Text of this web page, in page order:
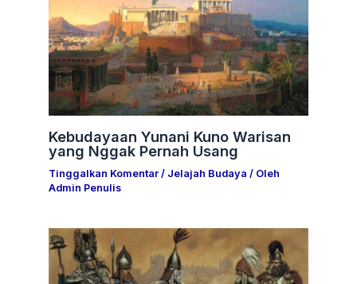
Kebudayaan Yunani Kuno Warisan
yang Nggak Pernah Usang
Tinggalkan Komentar / Jelajah Budaya / Oleh
Admin Penulis